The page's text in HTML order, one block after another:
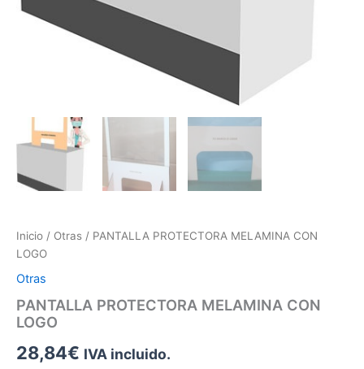
Inicio / Otras / PANTALLA PROTECTORA MELAMINA CON
LOGO
Otras
PANTALLA PROTECTORA MELAMINA CON
LOGO
28,84€ IVA incluido.